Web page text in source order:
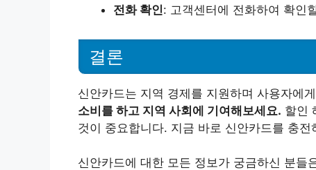
전화 확인: 고객센터에 전화하여 확인
결론
신안카드는 지역 경제를 지원하며 사용자에
소비를 하고 지역 사회에 기여해보세요. 할인
것이 중요합니다. 지금 바로 신안카드를 충
신안카드에 대한 모든 정보가 궁금하신 분들